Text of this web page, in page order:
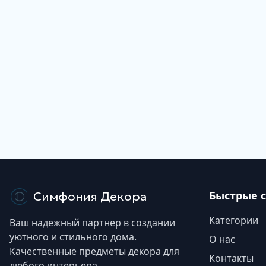
Симфония Декора
Ваш надежный партнер в создании
уютного и стильного дома.
Качественные предметы декора для
Быстрые
Категории
О нас
Контакты